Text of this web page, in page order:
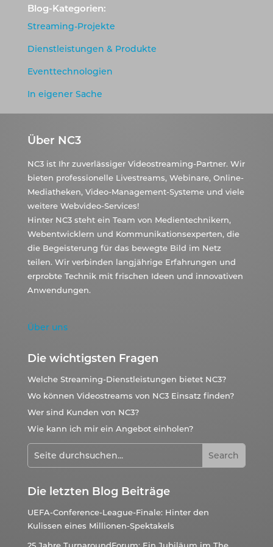
Blog-Kategorien:
Streaming-Projekte
Dienstleistungen & Produkte
Eventtechnologien
In eigener Sache
Über NC3
NC3 ist Ihr zuverlässiger Videostreaming-Partner. Wir
bieten professionelle Livestreams, Webinare, Online-
Mediatheken, Video-Management-Systeme und viele
weitere Webvideo-Services!
Hinter NC3 steht ein Team von Medientechnikern,
Webentwicklern und Kommunikationsexperten, die
die Begeisterung für das bewegte Bild im Netz
teilen. Wir verbinden langjährige Erfahrungen und
erprobte Technik mit frischen Ideen und innovativen
Anwendungen.
Über uns
Die wichtigsten Fragen
Welche Streaming-Dienstleistungen bietet NC3?
Wo können Videostreams von NC3 Einsatz finden?
Wer sind Kunden von NC3?
Wie kann ich mir ein Angebot einholen?
Die letzten Blog Beiträge
UEFA-Conference-League-Finale: Hinter den
Kulissen eines Millionen-Spektakels